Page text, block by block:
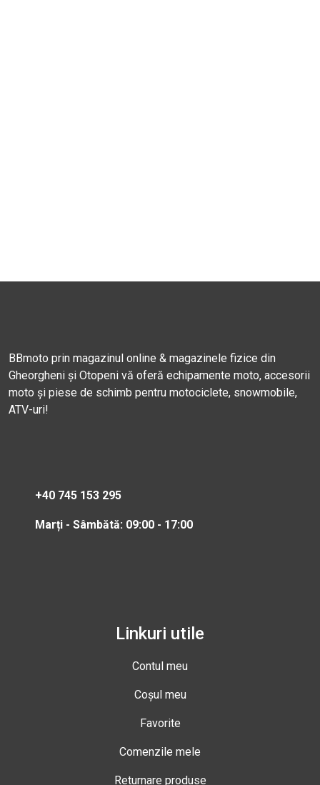
BBmoto prin magazinul online & magazinele fizice din
Gheorgheni și Otopeni vă oferă echipamente moto, accesorii
moto și piese de schimb pentru motociclete, snowmobile,
ATV-uri!
+40 745 153 295
Marți - Sâmbătă: 09:00 - 17:00
Linkuri utile
Contul meu
Coșul meu
Favorite
Comenzile mele
Returnare produse